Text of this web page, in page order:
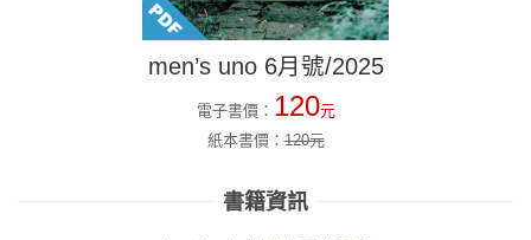
men’s uno 6月號/2025
電子書價： 120元
紙本書價：120元
書籍資訊